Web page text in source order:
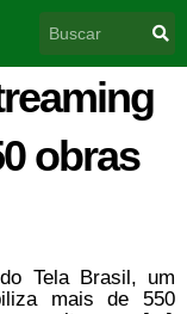
obras
Tela Brasil, um
mais de 550